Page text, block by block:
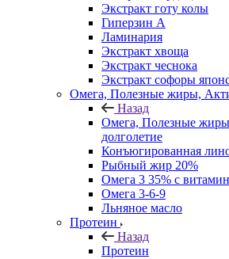
Экстракт готу колы
Гиперзин А
Ламинария
Экстракт хвоща
Экстракт чеснока
Экстракт софоры
Омега, Полезные жиры,
Назад
Омега, Полезные
долголетие
Конъюгированная
Рыбный жир 20%
Омега 3 35% с
Омега 3-6-9
Льняное масло
Протеин
Назад
Протеин